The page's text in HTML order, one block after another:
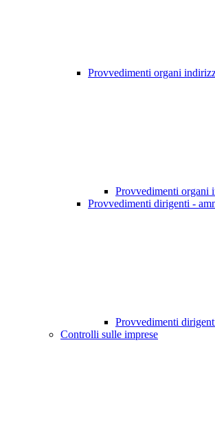
Provvedimenti organi
Provvedimenti organi
Provvedimenti dirigenti -
Provvedimenti
Controlli sulle imprese